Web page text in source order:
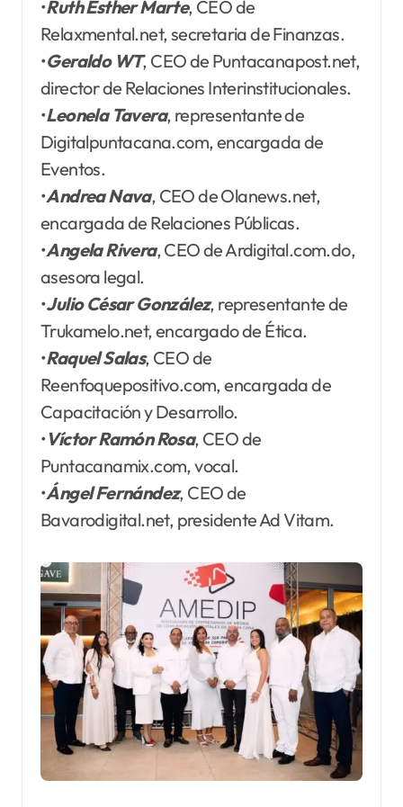
•Ruth Esther Marte, CEO de
Relaxmental.net, secretaria de Finanzas.
•Geraldo WT, CEO de Puntacanapost.net,
director de Relaciones Interinstitucionales.
•Leonela Tavera, representante de
Digitalpuntacana.com, encargada de
Eventos.
•Andrea Nava, CEO de Olanews.net,
encargada de Relaciones Públicas.
•Angela Rivera, CEO de Ardigital.com.do,
asesora legal.
•Julio César González, representante de
Trukamelo.net, encargado de Ética.
•Raquel Salas, CEO de
Reenfoquepositivo.com, encargada de
Capacitación y Desarrollo.
•Víctor Ramón Rosa, CEO de
Puntacanamix.com, vocal.
•Ángel Fernández, CEO de
Bavarodigital.net, presidente Ad Vitam.